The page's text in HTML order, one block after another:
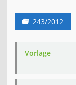
243/2012
Vorlage